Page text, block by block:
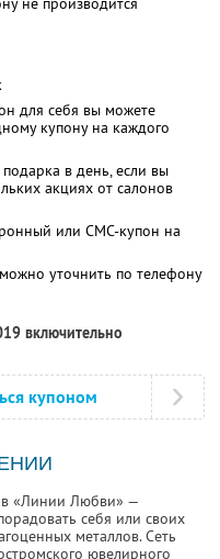
для себя вы можете
купону на каждого
в день, если вы
акциях от салонов
или СМС-купон на
уточнить по телефону
включительно
купоном
«Линии Любви» —
себя или своих
металлов. Сеть
ювелирного